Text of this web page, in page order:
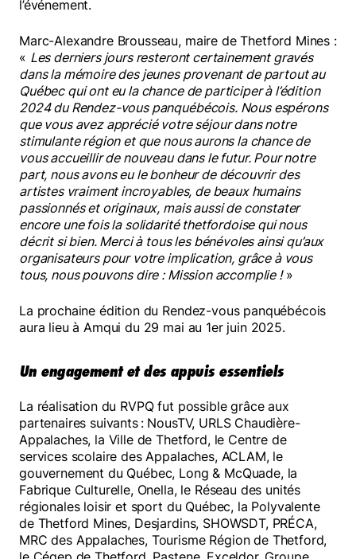
l’événement.
Marc-Alexandre Brousseau, maire de Thetford Mines :
« Les derniers jours resteront certainement gravés
dans la mémoire des jeunes provenant de partout au
Québec qui ont eu la chance de participer à l’édition
2024 du Rendez-vous panquébécois. Nous espérons
que vous avez apprécié votre séjour dans notre
stimulante région et que nous aurons la chance de
vous accueillir de nouveau dans le futur. Pour notre
part, nous avons eu le bonheur de découvrir des
artistes vraiment incroyables, de beaux humains
passionnés et originaux, mais aussi de constater
encore une fois la solidarité thetfordoise qui nous
décrit si bien. Merci à tous les bénévoles ainsi qu’aux
organisateurs pour votre implication, grâce à vous
tous, nous pouvons dire : Mission accomplie !»
La prochaine édition du Rendez-vous panquébécois
aura lieu à Amqui du 29 mai au 1er juin 2025.
Un engagement et des appuis essentiels
La réalisation du RVPQ fut possible grâce aux
partenaires suivants : NousTV, URLS Chaudière-
Appalaches, la Ville de Thetford, le Centre de
services scolaire des Appalaches, ACLAM, le
gouvernement du Québec, Long & McQuade, la
Fabrique Culturelle, Onella, le Réseau des unités
régionales loisir et sport du Québec, la Polyvalente
de Thetford Mines, Desjardins, SHOWSDT, PRÉCA,
MRC des Appalaches, Tourisme Région de Thetford,